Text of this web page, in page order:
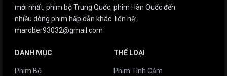
mới nhất, phim bộ Trung Quốc, phim Hàn Quốc đến
nhiều dòng phim hấp dẫn khác. liên hệ:
marober93032@gmail.com
DANH MỤC
Phim Bộ
THỂ LOẠI
Phim Tình Cảm